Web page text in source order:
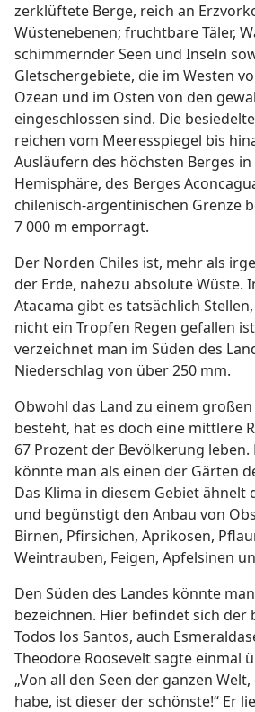
zerklüftete Berge, reich an
Wüstenebenen; fruchtbare Täler,
schimmernder Seen und Inseln
Gletschergebiete, die im Westen
Ozean und im Osten von den
eingeschlossen sind. Die
reichen vom Meeresspiegel bis
Ausläufern des höchsten Berges
Hemisphäre, des Berges
chilenisch-argentinischen Grenze
7 000 m emporragt.
Der Norden Chiles ist, mehr als
der Erde, nahezu absolute Wüste.
Atacama gibt es tatsächlich
nicht ein Tropfen Regen gefallen
verzeichnet man im Süden des
Niederschlag von über 250 mm.
Obwohl das Land zu einem großen
besteht, hat es doch eine mittlere
67 Prozent der Bevölkerung leben.
könnte man als einen der Gärten
Das Klima in diesem Gebiet ähnelt
und begünstigt den Anbau von
Birnen, Pfirsichen, Aprikosen,
Weintrauben, Feigen, Apfelsinen
Den Süden des Landes könnte
bezeichnen. Hier befindet sich der
Todos los Santos, auch
Theodore Roosevelt sagte einmal
„Von all den Seen der ganzen
habe, ist dieser der schönste!“ Er